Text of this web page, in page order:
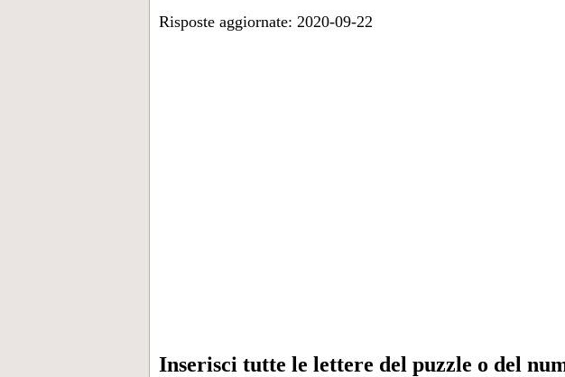
Risposte aggiornate: 2020-09-22
Inserisci tutte le lettere del puzzle o del